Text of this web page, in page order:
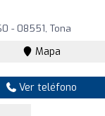
- 08551, Tona
Mapa
Ver teléfono